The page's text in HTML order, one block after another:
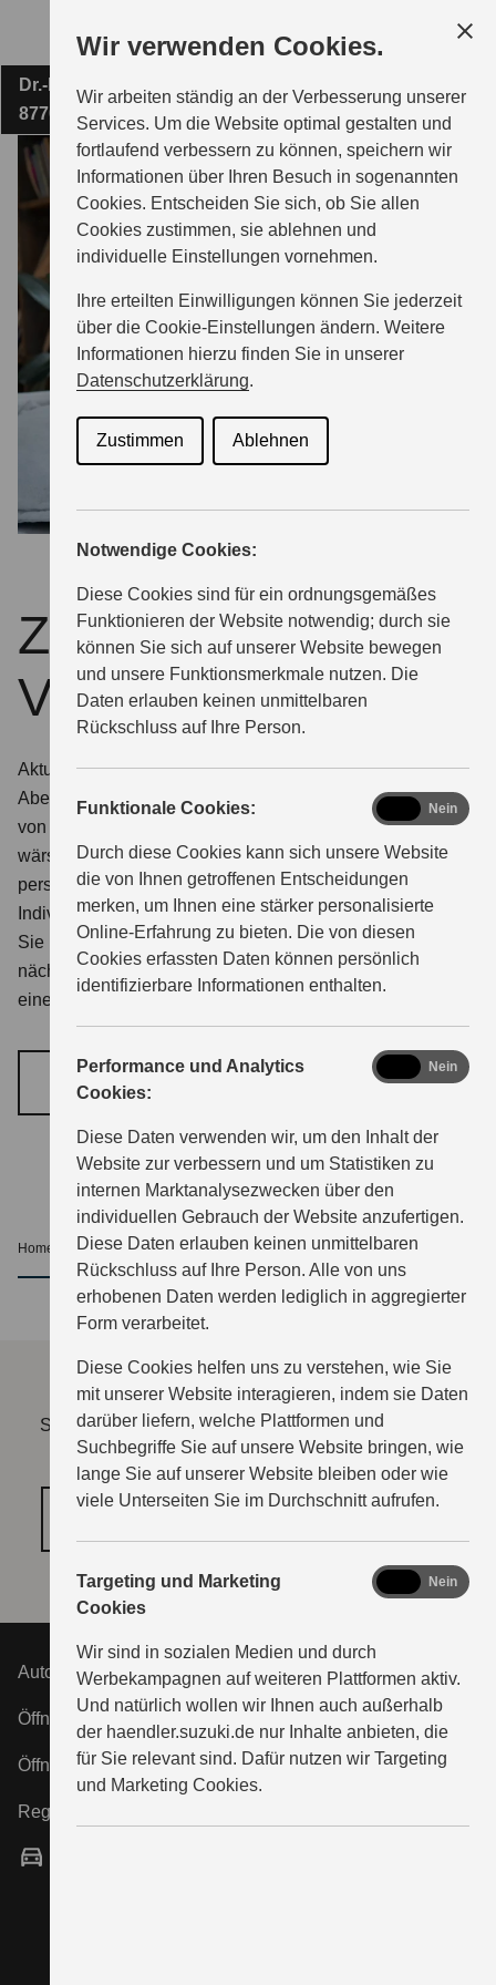
Wir verwenden Cookies.
Wir arbeiten ständig an der Verbesserung unserer
Services. Um die Website optimal gestalten und
fortlaufend verbessern zu können, speichern wir
Informationen über Ihren Besuch in sogenannten
Cookies. Entscheiden Sie sich, ob Sie allen
Cookies zustimmen, sie ablehnen und
individuelle Einstellungen vornehmen.
Ihre erteilten Einwilligungen können Sie jederzeit
über die Cookie-Einstellungen ändern. Weitere
Informationen hierzu finden Sie in unserer
Datenschutzerklärung.
Zustimmen Ablehnen
Notwendige Cookies:
Diese Cookies sind für ein ordnungsgemäßes
Funktionieren der Website notwendig; durch sie
können Sie sich auf unserer Website bewegen
und unsere Funktionsmerkmale nutzen. Die
Daten erlauben keinen unmittelbaren
Rückschluss auf Ihre Person.
Funktionale Cookies:
Durch diese Cookies kann sich unsere Website
die von Ihnen getroffenen Entscheidungen
merken, um Ihnen eine stärker personalisierte
Online-Erfahrung zu bieten. Die von diesen
Cookies erfassten Daten können persönlich
identifizierbare Informationen enthalten.
functional
Nein
Performance und Analytics
Cookies:
Diese Daten verwenden wir, um den Inhalt der
Website zur verbessern und um Statistiken zu
internen Marktanalysezwecken über den
individuellen Gebrauch der Website anzufertigen.
Diese Daten erlauben keinen unmittelbaren
Rückschluss auf Ihre Person. Alle von uns
erhobenen Daten werden lediglich in aggregierter
Form verarbeitet.
Diese Cookies helfen uns zu verstehen, wie Sie
mit unserer Website interagieren, indem sie Daten
darüber liefern, welche Plattformen und
Suchbegriffe Sie auf unsere Website bringen, wie
lange Sie auf unserer Website bleiben oder wie
viele Unterseiten Sie im Durchschnitt aufrufen.
analyticsNein
Targeting und Marketing
Cookies
Wir sind in sozialen Medien und durch
Werbekampagnen auf weiteren Plattformen aktiv.
Und natürlich wollen wir Ihnen auch außerhalb
der haendler.suzuki.de nur Inhalte anbieten, die
für Sie relevant sind. Dafür nutzen wir Targeting
und Marketing Cookies.
marketing
Nein
Hauptinhalt
AUTO CENTER VERDERAME E.K.
MODELLE
ZUBEHÖR
BERATUNG & KAUF
GESCHÄFTSKUNDEN
Dr.-Karl-Lenz-Straße 29
87700 Memmingen
Zurzeit keine
Veranstaltung.
Aktuell stehen bei uns keine Events unmittelbar bevor.
Aber das kann sich schnell ändern. Es lohnt sich also,
von Zeit zu Zeit auf dieser Seite reinzuschauen. Wie
wärs in der Zwischenzeit mit einem Event für Sie ganz
persönlich:
Individuelle Beratung zu Ihrem Wunschmodell.
Sie möchten Ihr favorisiertes Suzuki Modell aus
nächster Nähe kennenlernen? Wir organisieren gerne
eine persönliche Beratung und eine Probefahrt für Sie.
TERMIN VEREINBAREN
Home Service Events nach oben
Sie müssen erst die Kategorie "Funktionale Cookies"
freischalten.
Auto Center Verderame e.K.
Öffnungszeiten Verkauf:
Öffnungszeiten Service:
Registergericht: